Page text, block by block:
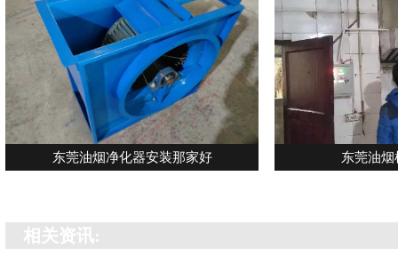
东莞油烟净化器安装那家好 东莞油
相关资讯: